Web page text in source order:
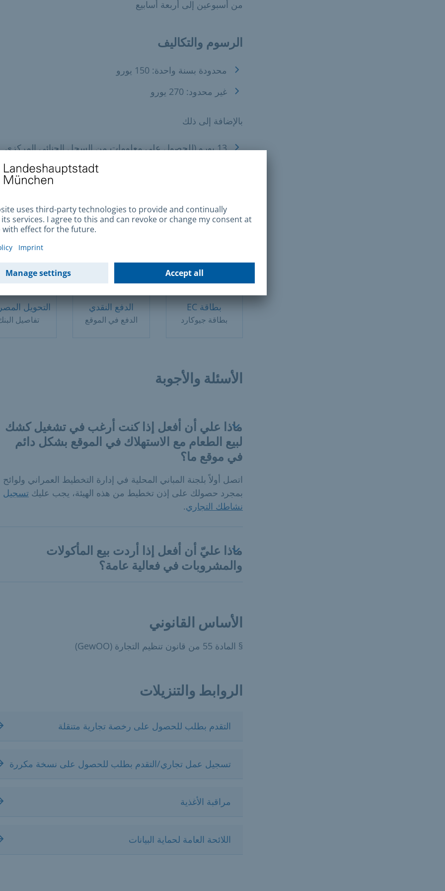
من أسبوعين إلى أربعة أسابيع
الرسوم والتكاليف
محدودة بسنة واحدة: 150 يورو
غير محدود: 270 يورو
بالإضافة إلى ذلك
13 يورو (للحصول على معلومات من السجل الجنائي المركزي
طرق الدفع المتاحة
بطاقة EC
بطاقة جيوكارد
الدفع النقدي
الدفع في الموقع
التحويل
تفاصيل
الأسئلة والأجوبة
ماذا علي أن أفعل إذا كنت أرغب في تشغيل كشك
لبيع الطعام مع الاستهلاك في الموقع بشكل دائم
في موقع ما؟
اتصل أولاً بلجنة المباني المحلية في إدارة التخطيط العمراني ولوائح
بمجرد حصولك على إذن تخطيط من هذه الهيئة، يجب عليك تسجيل
نشاطك التجاري.
ماذا عليّ أن أفعل إذا أردت بيع المأكولات
والمشروبات في فعالية عامة؟
الأساس القانوني
§ المادة 55 من قانون تنظيم التجارة (GewOO)
الروابط والتنزيلات
التقدم بطلب للحصول على رخصة تجارية متنقلة
تسجيل عمل تجاري/التقدم بطلب للحصول على نسخة مكررة
مراقبة الأغذية
اللائحة العامة لحماية البيانات